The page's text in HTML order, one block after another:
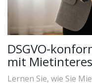
DSGVO-
mit
Sie Strafen
Lernen Sie, wie Sie